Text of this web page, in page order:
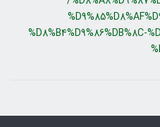
%D8%B4%D9%86%DB%8C-